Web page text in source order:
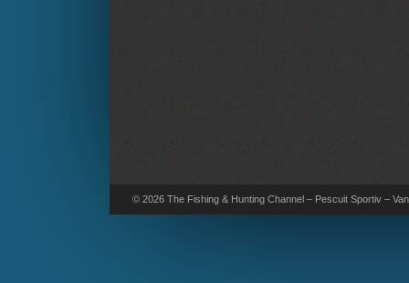
© 2026 The Fishing & Hunting Channel – Pescuit Sportiv –